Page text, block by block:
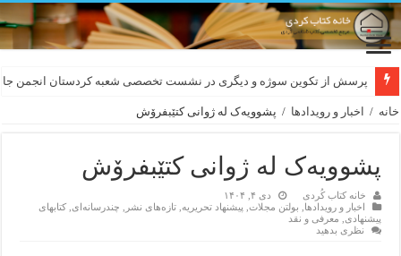
لەسەر کێشی ڕوباعی و به نەغمەی قەڵەمی «ئالی»
خانه / اخبار و رویدادها / پشوويەک لە ژوانی کتێبفرۆش
پشوويەک لە ژوانی کتێبفرۆش
خانه کتاب کُردی
دی ۴, ۱۴۰۴
اخبار و رویدادها
بولتن مجلات پیشنهاد تحریریه ,تازەهای نشر چندرسانه‌ای ,کتابهای
پیشنهادی
معرفی و نقد
نظری بدهید